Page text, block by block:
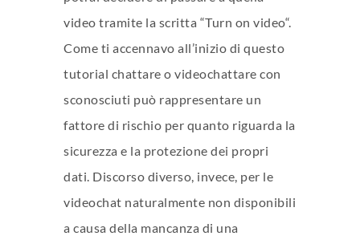
video tramite la scritta “Turn on video“.
Come ti accennavo all’inizio di questo
tutorial chattare o videochattare con
sconosciuti può rappresentare un
fattore di rischio per quanto riguarda la
sicurezza e la protezione dei propri
dati. Discorso diverso, invece, per le
videochat naturalmente non disponibili
a causa della mancanza di una